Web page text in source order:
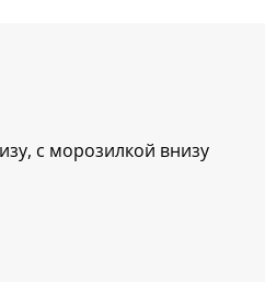
с морозилкой внизу